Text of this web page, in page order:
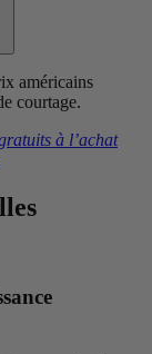
américains
courtage.
à l’achat